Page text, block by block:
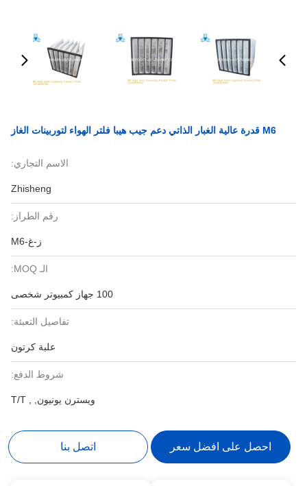
M6 قدرة عالية الغبار الذاتي دعم جيب هيبا فلتر الهواء لتوربينات الغاز
الاسم التجاري:
Zhisheng
رقم الطراز:
ز-غ-M6
الـ MOQ:
100 جهاز كمبيوتر شخصى
تفاصيل التعبئة:
علبة كرتون
شروط الدفع:
ويسترن يونيون, , T/T
احصل على افضل سعر اتصل بنا